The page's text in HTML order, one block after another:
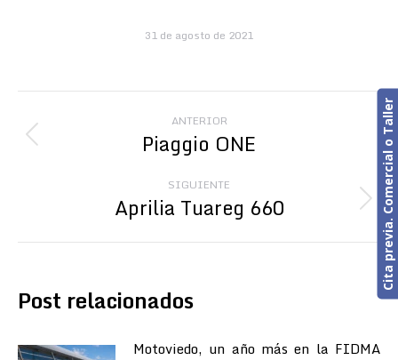
31 de agosto de 2021
Navegación
entre
publicaciones
ANTERIOR
Publicación
Piaggio ONE
SIGUIENTE
Publicación
siguiente:
Aprilia Tuareg 660
Post relacionados
Motoviedo, un año más en la FIDMA
Cita previa. Comercial o Taller